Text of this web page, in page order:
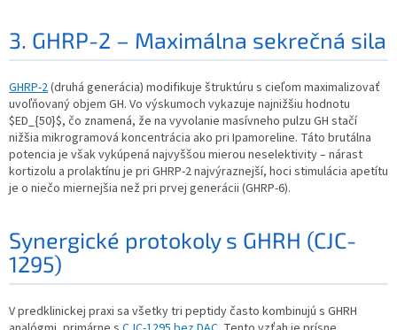
3. GHRP-2 – Maximálna sekrečná sila
GHRP-2(druhá generácia) modifikuje štruktúru s cieľom maximalizovať
uvoľňovaný objem GH. Vo výskumoch vykazuje najnižšiu hodnotu
$ED_{50}$, čo znamená, že na vyvolanie masívneho pulzu GH stačí
nižšia mikrogramová koncentrácia ako pri Ipamoreline. Táto brutálna
potencia je však vykúpená najvyššou mierou neselektivity – nárast
kortizolu a prolaktínu je pri GHRP-2 najvýraznejší, hoci stimulácia apetítu
je o niečo miernejšia než pri prvej generácii (GHRP-6).
Synergické protokoly s GHRH (CJC-
1295)
V predklinickej praxi sa všetky tri peptidy často kombinujú s GHRH